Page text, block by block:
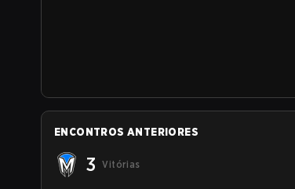
ENCONTROS ANTERIORES
3 Vitórias